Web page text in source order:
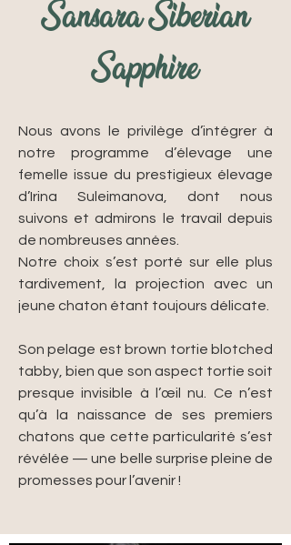
Sansara Siberian
Sapphire
Nous avons le privilège d’intégrer à
notre programme d’élevage une
femelle issue du prestigieux élevage
d’Irina Suleimanova, dont nous
suivons et admirons le travail depuis
de nombreuses années.
Notre choix s’est porté sur elle plus
tardivement, la projection avec un
jeune chaton étant toujours délicate.
Son pelage est brown tortie blotched
tabby, bien que son aspect tortie soit
presque invisible à l’œil nu. Ce n’est
qu’à la naissance de ses premiers
chatons que cette particularité s’est
révélée — une belle surprise pleine de
promesses pour l’avenir !